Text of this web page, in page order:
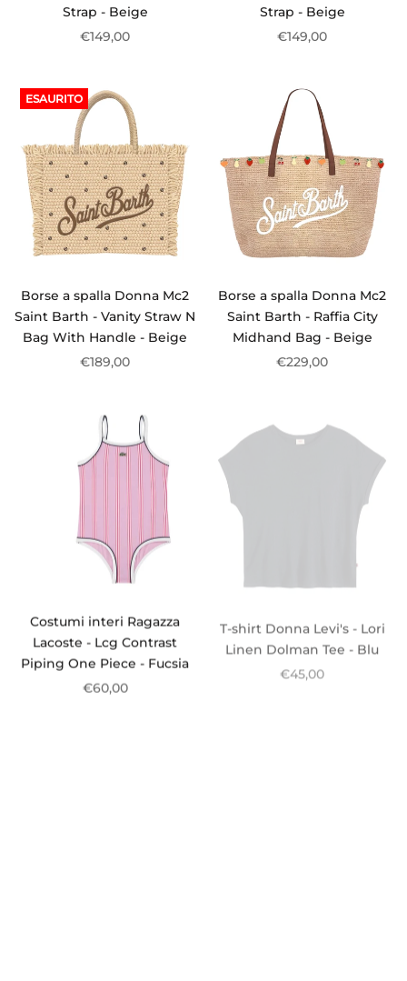
Strap - Beige
€149,00
Strap - Beige
€149,00
ESAURITO
Borse a spalla Donna Mc2
Saint Barth - Vanity Straw N
Bag With Handle - Beige
€189,00
Borse a spalla Donna Mc2
Saint Barth - Raffia City
Midhand Bag - Beige
€229,00
Costumi interi Ragazza
Lacoste - Lcg Contrast
Piping One Piece - Fucsia
€60,00
T-shirt Donna Levi's - Lori
Linen Dolman Tee - Blu
€45,00